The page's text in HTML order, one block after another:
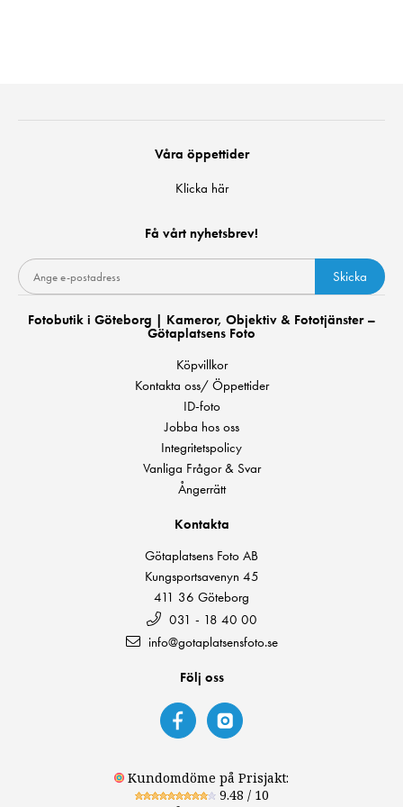
Våra öppettider
Klicka här
Få vårt nyhetsbrev!
Skicka
Fotobutik i Göteborg | Kameror, Objektiv & Fototjänster –
Götaplatsens Foto
Köpvillkor
Kontakta oss/ Öppettider
ID-foto
Jobba hos oss
Integritetspolicy
Vanliga Frågor & Svar
Ångerrätt
Kontakta
Götaplatsens Foto AB
Kungsportsavenyn 45
411 36 Göteborg
031 - 18 40 00
info@gotaplatsensfoto.se
Följ oss